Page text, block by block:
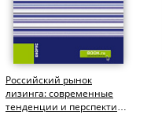
Российский рынок
лизинга: современные
тенденции и перспективы